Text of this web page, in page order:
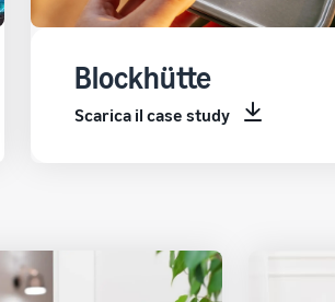
Blockhütte
Scarica il case study